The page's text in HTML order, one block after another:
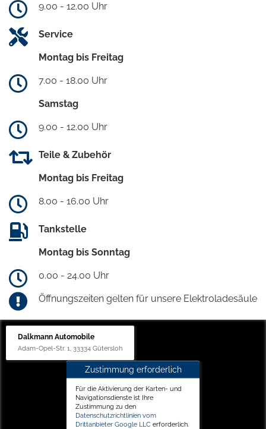
9.00 - 12.00 Uhr
Service
Montag bis Freitag
7.00 - 18.00 Uhr
Samstag
9.00 - 12.00 Uhr
Teile & Zubehör
Montag bis Freitag
8.00 - 16.00 Uhr
Tankstelle
Montag bis Sonntag
0.00 - 24.00 Uhr
Öffnungszeiten gelten für unsere Elektroladesäule
Dalkmann Automobile
Adam-Opel-Str. 1, 33334 Gütersloh
Zustimmung erforderlich
Für die Aktivierung der Karten- und
Navigationsdienste ist Ihre
Zustimmung zu den
Datenschutzrichtlinien vom
Drittanbieter Google LLC erforderlich.